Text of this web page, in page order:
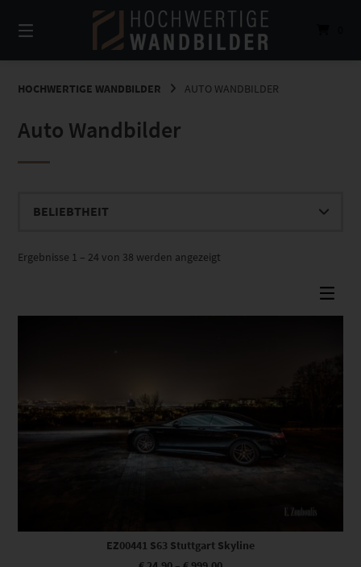
zum
Inhalt
HOCHWERTIGE WANDBILDER AUTO WANDBILDER
Auto Wandbilder
Ergebnisse 1 – 24 von 38 werden angezeigt
Dieses Produkt weist mehrere Varianten auf. Die Optionen können auf der Produktseite gewählt werden
EZ00441 S63 Stuttgart Skyline